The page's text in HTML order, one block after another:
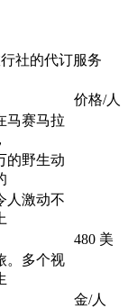
社的代订服务
价格/人
马赛马拉
的野生动
人激动不
480 美
。多个视
金/人